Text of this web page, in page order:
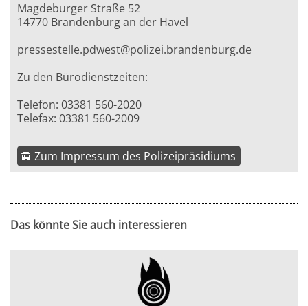
Magdeburger Straße 52
14770 Brandenburg an der Havel
pressestelle.pdwest@polizei.brandenburg.de
Zu den Bürodienstzeiten:
Telefon: 03381 560-2020
Telefax: 03381 560-2009
Zum Impressum des Polizeipräsidiums
Das könnte Sie auch interessieren